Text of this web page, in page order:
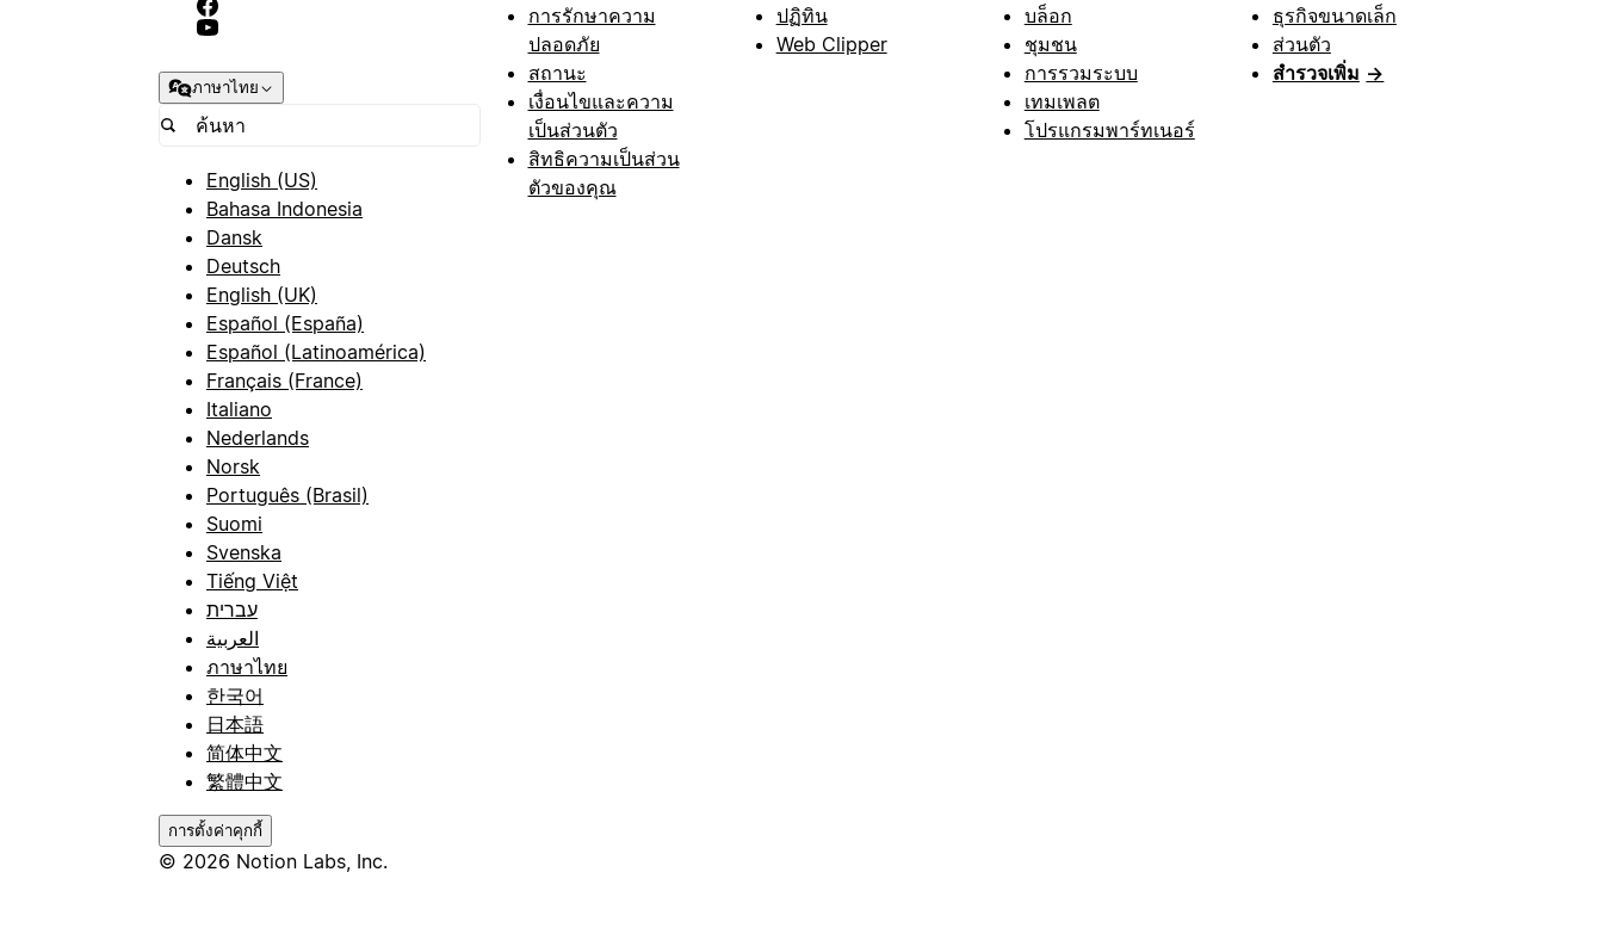
ภาษาไทย
English (US)
Bahasa Indonesia
Dansk
Deutsch
English (UK)
Español (España)
Español (Latinoamérica)
Français (France)
Italiano
Nederlands
Norsk
Português (Brasil)
Suomi
Svenska
Tiếng Việt
עברית
العربية
ภาษาไทย
한국어
日本語
简体中文
繁體中文
การตั้งค่าคุกกี้
© 2026 Notion Labs, Inc.
การรักษาความ
ปลอดภัย
สถานะ
เงื่อนไขและความ
เป็นส่วนตัว
สิทธิความเป็นส่วน
ตัวของคุณ
ปฏิทิน
Web Clipper
บล็อก
ชุมชน
การรวมระบบ
เทมเพลต
โปรแกรมพาร์ทเนอร์
ธุรกิจขนาดเล็ก
ส่วนตัว
สำรวจเพิ่ม →